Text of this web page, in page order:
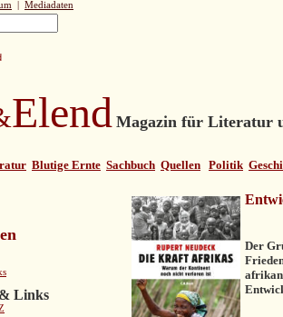
Mediadaten
Elend Magazin für Literatur
Blutige Ernte Sachbuch Quellen Politik
Links
Der